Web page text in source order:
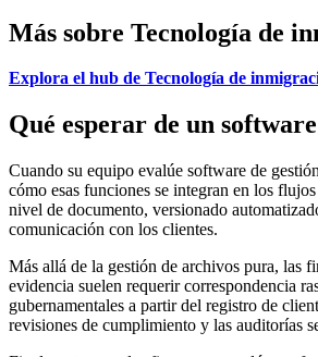
Más sobre Tecnología de
Explora el hub de Tecnología de
Qué esperar de un
Cuando su equipo evalúe software de
cómo esas funciones se integran en los
nivel de documento, versionado
comunicación con los clientes.
Más allá de la gestión de archivos pura, las
evidencia suelen requerir correspondencia
gubernamentales a partir del registro de
revisiones de cumplimiento y las auditorías